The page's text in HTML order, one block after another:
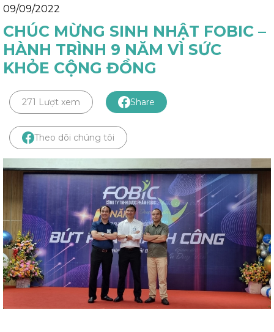
09/09/2022
CHÚC MỪNG SINH NHẬT FOBIC –
HÀNH TRÌNH 9 NĂM VÌ SỨC
KHỎE CỘNG ĐỒNG
271 Lượt xem Share
Theo dõi chúng tôi